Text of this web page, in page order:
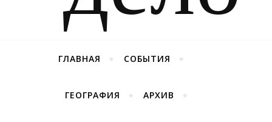
ГЛАВНАЯ СОБЫТИЯ
ГЕОГРАФИЯ АРХИВ